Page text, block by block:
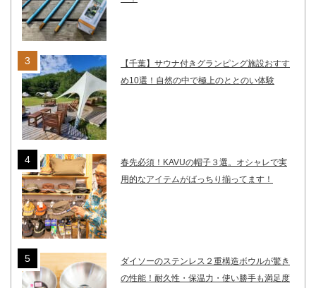
【千葉】サウナ付きグランピング施設おすす
め10選！自然の中で極上のととのい体験
春先必須！KAVUの帽子３選。オシャレで実
用的なアイテムがばっちり揃ってます！
ダイソーのステンレス２重構造ボウルが驚き
の性能！耐久性・保温力・使い勝手も満足度